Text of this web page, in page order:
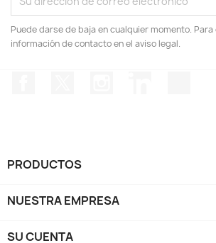
Puede darse de baja en cualquier momento.
información de contacto en el aviso legal.
PRODUCTOS
NUESTRA EMPRESA
SU CUENTA